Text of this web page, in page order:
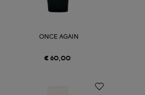
ONCE AGAIN
€ 60,00